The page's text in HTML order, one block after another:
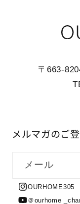
〒663-
メルマガのご
メール
OURHOME305
＠ourhome